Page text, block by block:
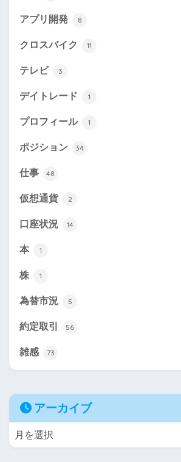
アプリ開発 8
クロスバイク 11
テレビ 3
デイトレード 1
プロフィール 1
ポジション 34
仕事 48
仮想通貨 2
口座状況 14
本 1
株 1
為替市況 5
約定取引 56
雑感 73
アーカイブ